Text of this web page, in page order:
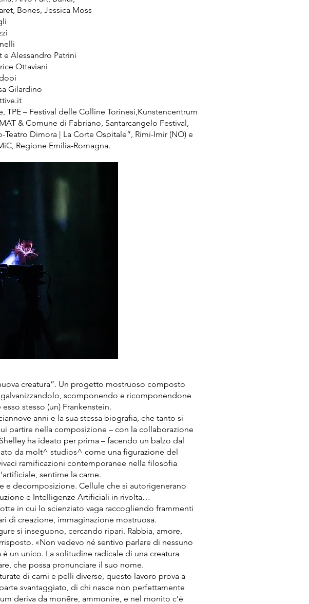
Bones, Jessica Moss
e Alessandro Patrini
Ottaviani
Gilardino
TPE – Festival delle Colline Torinesi,Kunstencentrum
& Comune di Fabriano, Santarcangelo Festival,
Teatro Dimora | La Corte Ospitale”, Rimi-Imir (NO) e
Regione Emilia-Romagna.
creatura”. Un progetto mostruoso composto
scomponendo e ricomponendone
stesso (un) Frankenstein.
anni e la sua stessa biografia, che tanto si
partire nella composizione – con la collaborazione
ha ideato per prima – facendo un balzo dal
da molt^ studios^ come una figurazione del
ramificazioni contemporanee nella filosofia
sentirne la carne.
e decomposizione. Cellule che si autorigenerano
e Intelligenze Artificiali in rivolta…
in cui lo scienziato vaga raccogliendo frammenti
di creazione, immaginazione mostruosa.
si inseguono, cercando ripari. Rabbia, amore,
«Non vedevo né sentivo parlare di nessuno
un unico. La solitudine radicale di una creatura
che possa pronunciare il suo nome.
di carni e pelli diverse, questo lavoro prova a
svantaggiato, di chi nasce non perfettamente
deriva da monēre, ammonire, e nel monito c’è